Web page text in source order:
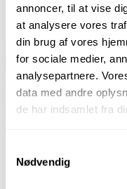
annoncer, til at vise
at analysere vores
din brug af vores
for sociale medier,
analysepartnere.
data med andre
de har indsamlet fra
Nødvendig
På lager
BOSS
Bovine
Bonegraft,
powder
(0,5
cm³
antal
TILFØJ TIL KURV
Varenummer (SKU):
Tags:BOSS,